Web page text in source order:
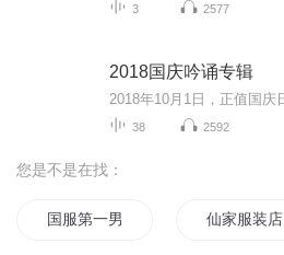
3 2577
2018国庆吟诵专辑
38 2592
您是不是在找：
国服第一男装大佬 仙家服装店